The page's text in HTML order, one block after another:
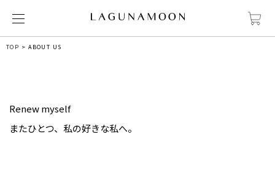
TOP ABOUT US
Renew myself
またひとつ、私の好きな私へ。